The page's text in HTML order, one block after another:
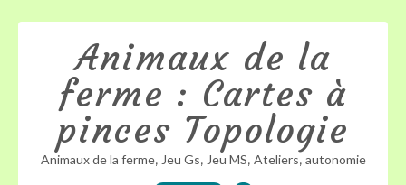
Animaux de la
ferme : Cartes à
pinces Topologie
Animaux de la ferme, Jeu Gs, Jeu MS, Ateliers, autonomie